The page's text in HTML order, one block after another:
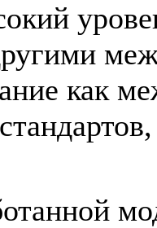
как